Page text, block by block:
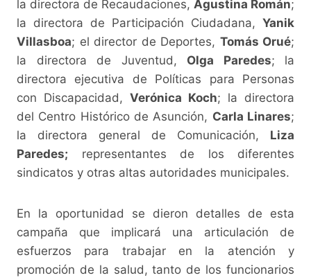
la directora de Recaudaciones, Agustina Román;
la directora de Participación Ciudadana, Yanik
Villasboa; el director de Deportes, Tomás Orué;
la directora de Juventud, Olga Paredes; la
directora ejecutiva de Políticas para Personas
con Discapacidad, Verónica Koch; la directora
del Centro Histórico de Asunción, Carla Linares;
la directora general de Comunicación, Liza
Paredes; representantes de los diferentes
sindicatos y otras altas autoridades municipales.
En la oportunidad se dieron detalles de esta
campaña que implicará una articulación de
esfuerzos para trabajar en la atención y
promoción de la salud, tanto de los funcionarios